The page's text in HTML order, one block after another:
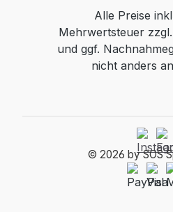
Alle Preise
Mehrwertsteuer zzgl.
und ggf.
nicht anders
© 2026 by SOS